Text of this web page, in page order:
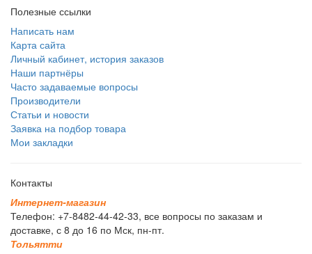
Полезные ссылки
Написать нам
Карта сайта
Личный кабинет, история заказов
Наши партнёры
Часто задаваемые вопросы
Производители
Статьи и новости
Заявка на подбор товара
Мои закладки
Контакты
Интернет-магазин
Телефон: +7-8482-44-42-33, все вопросы по заказам и
доставке, с 8 до 16 по Мск, пн-пт.
Тольятти